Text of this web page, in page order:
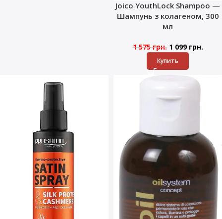
Joico YouthLock Shampoo —
Шампунь з колагеном, 300
мл
1 575грн. 1 099 грн.
Купить